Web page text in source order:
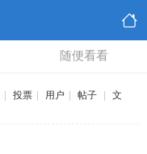
随便看看
投票 用户 帖子
文